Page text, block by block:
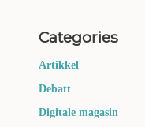
Categories
Artikkel
Debatt
Digitale magasin